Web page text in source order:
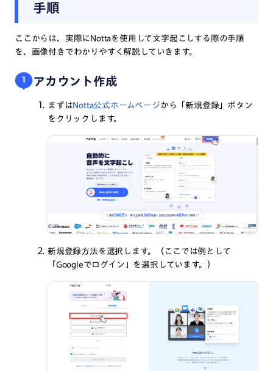
手順
ここからは、実際にNottaを使用して文字起こしする際の手順
を、画像付きでわかりやすく解説していきます。
1 アカウント作成
まずはNotta公式ホームページ から「新規登録」ボタン
をクリックします。
新規登録方法を選択します。（ここでは例として
「Googleでログイン」を選択しています。）